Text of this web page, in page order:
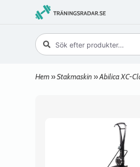
Hem »Stakmaskin »Abilica XC-